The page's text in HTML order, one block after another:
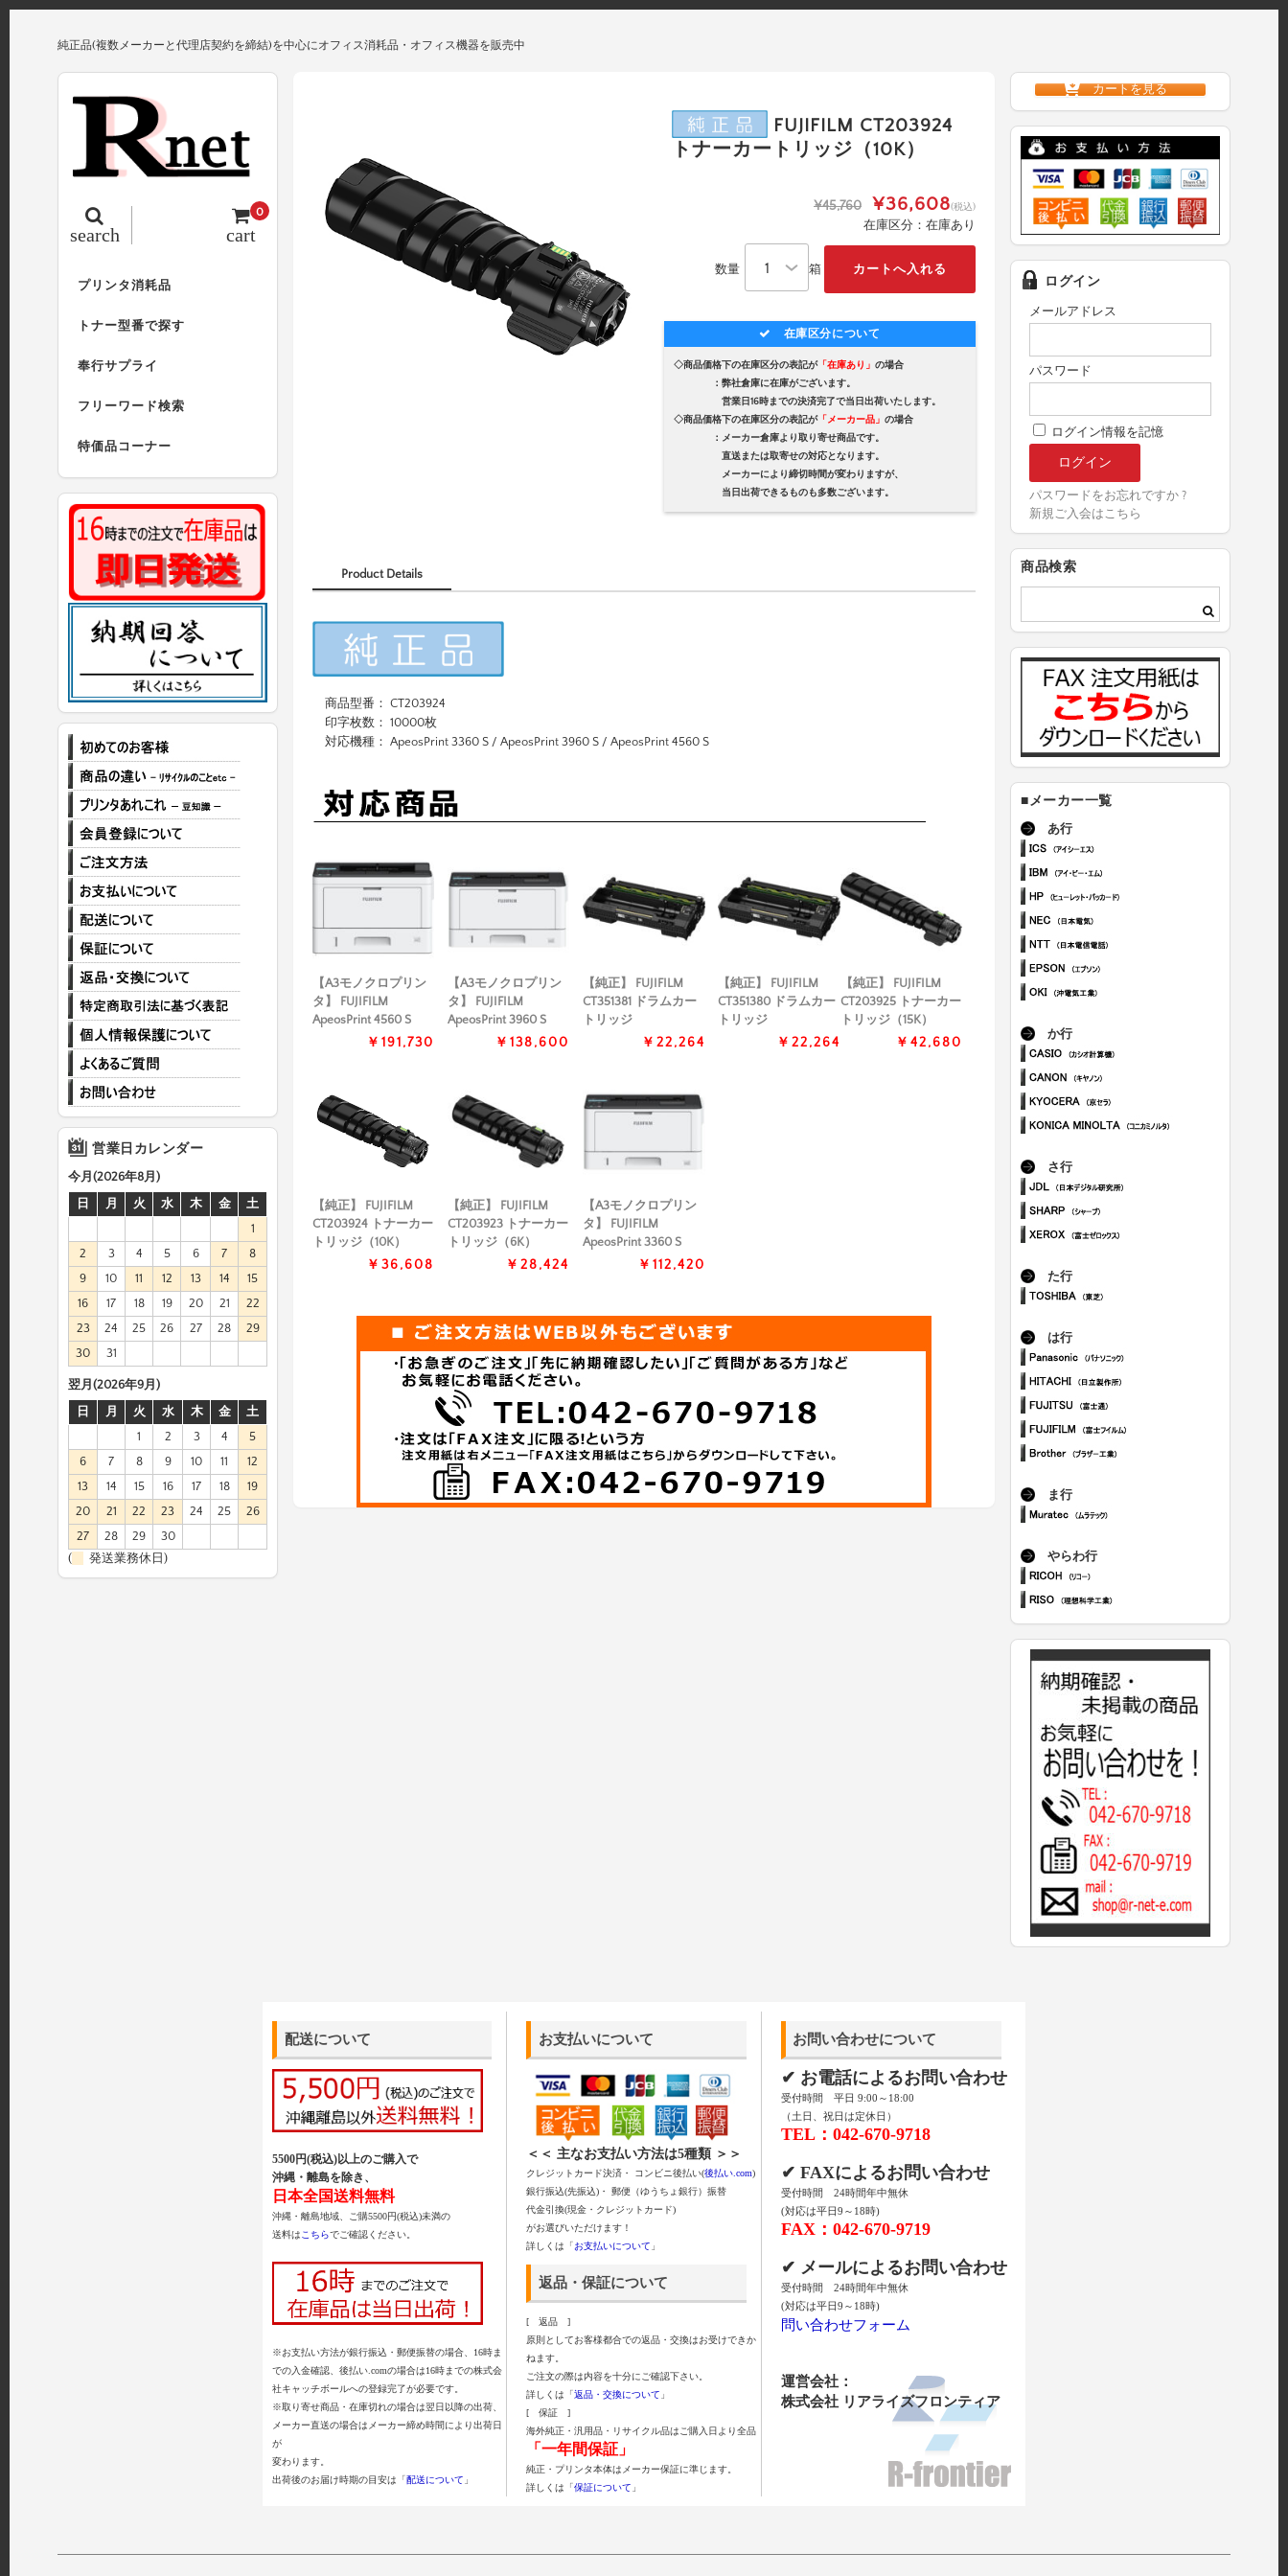
純正品(複数メーカーと代理店契約を締結)を中心にオフィス消耗品・オフィス機器を販売中
cart
0
search
プリンタ消耗品
トナー型番で探す
奉行サプライ
フリーワード検索
特価品コーナー
FUJIFILM CT203924
トナーカートリッジ（10K）
¥45,760 ¥36,608(税込)
在庫区分：在庫あり
数量 箱
在庫区分について
◇商品価格下の在庫区分の表記が「在庫あり」 の場合
：弊社倉庫に在庫がございます。
営業日16時までの決済完了で当日出荷いたします。
◇商品価格下の在庫区分の表記が「メーカー品」 の場合
：メーカー倉庫より取り寄せ商品です。
直送または取寄せの対応となります。
メーカーにより締切時間が変わりますが、
当日出荷できるものも多数ございます。
Product Details
商品型番： CT203924
印字枚数： 10000枚
対応機種： ApeosPrint 3360 S / ApeosPrint 3960 S / ApeosPrint 4560 S
【A3モノクロプリン
タ】 FUJIFILM
ApeosPrint 4560 S
￥191,730
【A3モノクロプリン
タ】 FUJIFILM
ApeosPrint 3960 S
￥138,600
【純正】 FUJIFILM
CT351381 ドラムカー
トリッジ
￥22,264
【純正】 FUJIFILM
CT351380 ドラムカー
トリッジ
￥22,264
【純正】 FUJIFILM
CT203925 トナーカー
トリッジ（15K）
￥42,680
【純正】 FUJIFILM
CT203924 トナーカー
トリッジ（10K）
￥36,608
【純正】 FUJIFILM
CT203923 トナーカー
トリッジ（6K）
￥28,424
【A3モノクロプリン
タ】 FUJIFILM
ApeosPrint 3360 S
￥112,420
カートを見る
ログイン
メールアドレス
パスワード
ログイン情報を記憶
パスワードをお忘れですか ?
新規ご入会はこちら
商品検索
■メーカー一覧
あ行
か行
さ行
た行
は行
ま行
やらわ行
営業日カレンダー
今月(2026年8月)
日
月 火 水 木 金
土
1
2
3 4 5 6 7
8
9
10 11 12 13 14
15
16
17 18 19 20 21
22
23
24 25 26 27 28
29
30
31
翌月(2026年9月)
日
月 火 水 木 金
土
1
2 3 4
5
6
7 8 9 10 11
12
13
14 15 16 17 18
19
20
21 22 23 24 25
26
27
28 29
30
(
発送業務休日)
配送について
5500円(税込)以上のご購入で
沖縄・離島を除き、
日本全国送料無料
沖縄・離島地域、ご購5500円(税込)未満の
送料は こちらでご確認ください。
※お支払い方法が銀行振込・郵便振替の場合、16時ま
での入金確認、後払い.comの場合は16時までの株式会
社キャッチボールへの登録完了が必要です。
※取り寄せ商品・在庫切れの場合は翌日以降の出荷、
メーカー直送の場合はメーカー締め時間により出荷日
が
変わります。
出荷後のお届け時期の目安は「配送について 」
お支払いについて
＜＜ 主なお支払い方法は5種類 ＞＞
クレジットカード決済・ コンビニ後払い(後払い.com)
銀行振込(先振込)・ 郵便（ゆうちょ銀行）振替
代金引換(現金・クレジットカード)
がお選びいただけます！
詳しくは「お支払いについて 」
返品・保証について
[ 返品 ]
原則としてお客様都合での返品・交換はお受けできか
ねます。
ご注文の際は内容を十分にご確認下さい。
詳しくは「返品・交換について 」
[ 保証 ]
海外純正・汎用品・リサイクル品はご購入日より全品
「一年間保証」
純正・プリンタ本体はメーカー保証に準じます。
詳しくは「保証について 」
お問い合わせについて
✔ お電話によるお問い合わせ
受付時間 平日 9:00～18:00
（土日、祝日は定休日）
TEL：042-670-9718
✔ FAXによるお問い合わせ
受付時間 24時間年中無休
(対応は平日9～18時)
FAX：042-670-9719
✔ メールによるお問い合わせ
受付時間 24時間年中無休
(対応は平日9～18時)
問い合わせフォーム
運営会社：
株式会社 リアライズフロンティア